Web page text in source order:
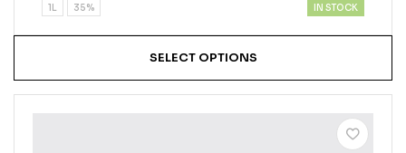
1L 35% IN STOCK
SELECT OPTIONS